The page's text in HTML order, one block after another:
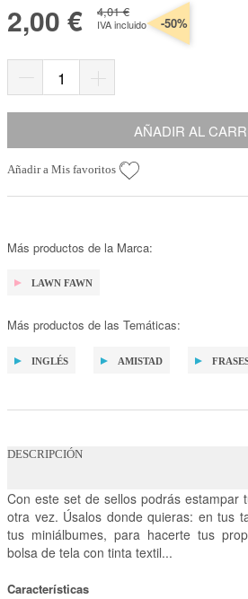
2,00 € 4,01 €
IVA incluido -50%
AÑADIR AL
Añadir a Mis favoritos
Más productos de la Marca:
LAWN FAWN
Más productos de las Temáticas:
INGLÉS AMISTAD
DESCRIPCIÓN
Con este set de sellos podrás estampar
otra vez. Úsalos donde quieras: en tus
tus miniálbumes, para hacerte tus
bolsa de tela con tinta textil...
Características